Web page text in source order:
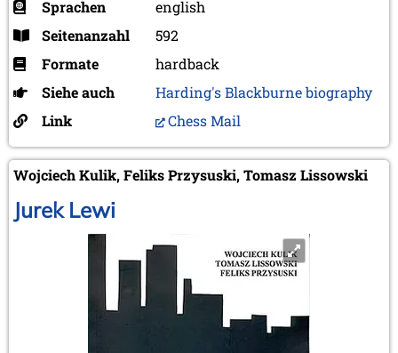
Sprachen
english
Seitenanzahl
592
Formate
hardback
Siehe auch
Harding's Blackburne biography
Link
Chess Mail
Wojciech Kulik, Feliks Przysuski, Tomasz Lissowski
Jurek Lewi